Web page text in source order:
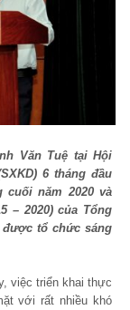
Văn Tuệ tại Hội
6 tháng đầu
năm 2020 và
– 2020) của Tổng
được tổ chức sáng
việc triển khai thực
với rất nhiều khó